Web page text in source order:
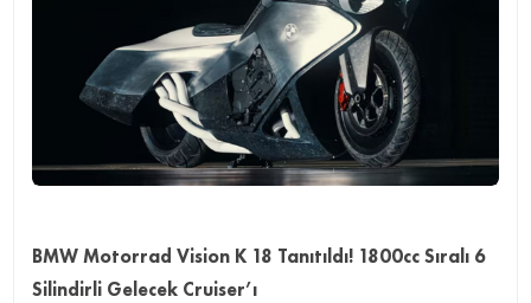
BMW Motorrad Vision K 18 Tanıtıldı! 1800cc Sıralı 6
Silindirli Gelecek Cruiser’ı